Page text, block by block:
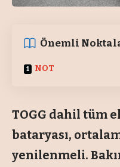
Önemli
NOT
TOGG dahil tüm
bataryası,
yenilenmeli.